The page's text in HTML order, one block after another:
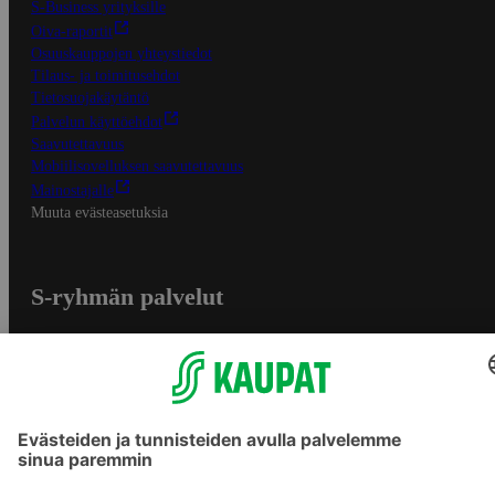
S-Business yrityksille
Oiva-raportit
Osuuskauppojen yhteystiedot
Tilaus- ja toimitusehdot
Tietosuojakäytäntö
Palvelun käyttöehdot
Saavutettavuus
Mobiilisovelluksen saavutettavuus
Mainostajalle
Muuta evästeasetuksia
S-ryhmän palvelut
Yhteishyvä Ruoka -sovellus
S-ostoslista -sovellus
Prisma.fi